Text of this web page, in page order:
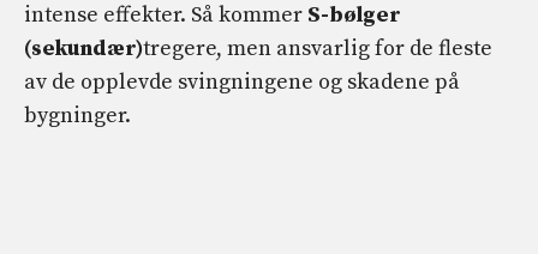
intense effekter. Så kommer S-bølger
(sekundær)tregere, men ansvarlig for de fleste
av de opplevde svingningene og skadene på
bygninger.